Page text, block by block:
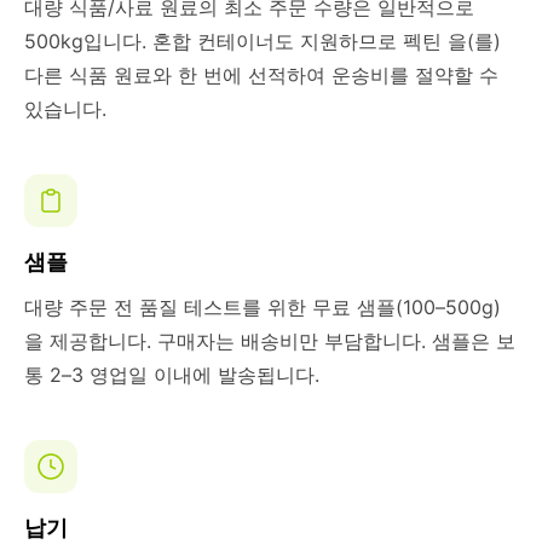
대량 식품/사료 원료의 최소 주문 수량은 일반적으로
500kg입니다. 혼합 컨테이너도 지원하므로 펙틴 을(를)
다른 식품 원료와 한 번에 선적하여 운송비를 절약할 수
있습니다.
샘플
대량 주문 전 품질 테스트를 위한 무료 샘플(100–500g)
을 제공합니다. 구매자는 배송비만 부담합니다. 샘플은 보
통 2–3 영업일 이내에 발송됩니다.
납기